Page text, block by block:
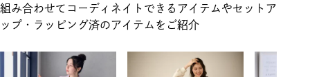
組み合わせてコーディネイトできるアイテムやセットア
ップ・ラッピング済のアイテムをご紹介